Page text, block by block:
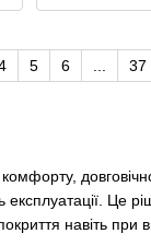
Це
навіть при
5 6 37